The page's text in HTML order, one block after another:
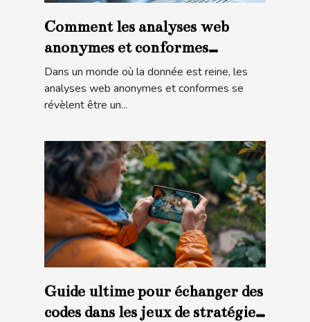
Comment les analyses web
anonymes et conformes
peuvent transformer votre
stratégie numérique
Dans un monde où la donnée est reine, les
analyses web anonymes et conformes se
révèlent être un...
Guide ultime pour échanger des
codes dans les jeux de stratégie